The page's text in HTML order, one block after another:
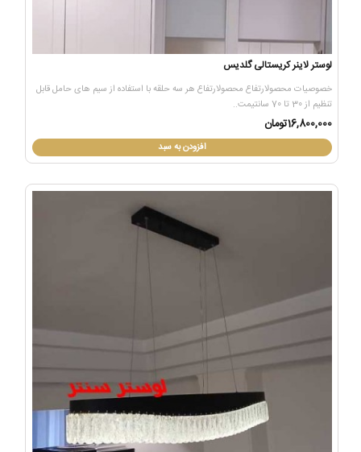
لوستر لاینر کریستالی گلدیس
خصوصیات محصولارتفاع محصولارتفاع هر سه حلقه با استفاده از سیم های حامل قابل
تنظیم از 30 تا 70 سانتیمت..
16,800,000تومان
افزودن به سبد